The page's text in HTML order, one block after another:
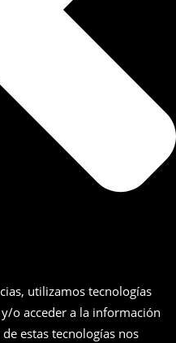
utilizamos tecnologías
o acceder a la información
estas tecnologías nos